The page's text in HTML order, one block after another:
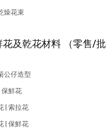
燥花束
花及乾花材料 （零售/批
公仔造型
保鮮花
| 索拉花
| 保鮮花